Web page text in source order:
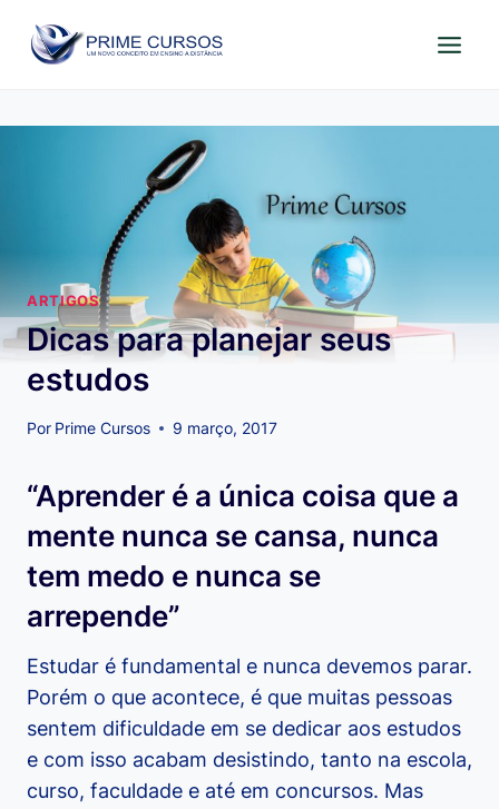
para
ARTIGOS
Dicas para planejar seus
estudos
Por Prime Cursos 9 março, 2017
“Aprender é a única coisa que a
mente nunca se cansa, nunca
tem medo e nunca se
arrepende”
Estudar é fundamental e nunca devemos parar.
Porém o que acontece, é que muitas pessoas
sentem dificuldade em se dedicar aos estudos
e com isso acabam desistindo, tanto na escola,
curso, faculdade e até em concursos. Mas